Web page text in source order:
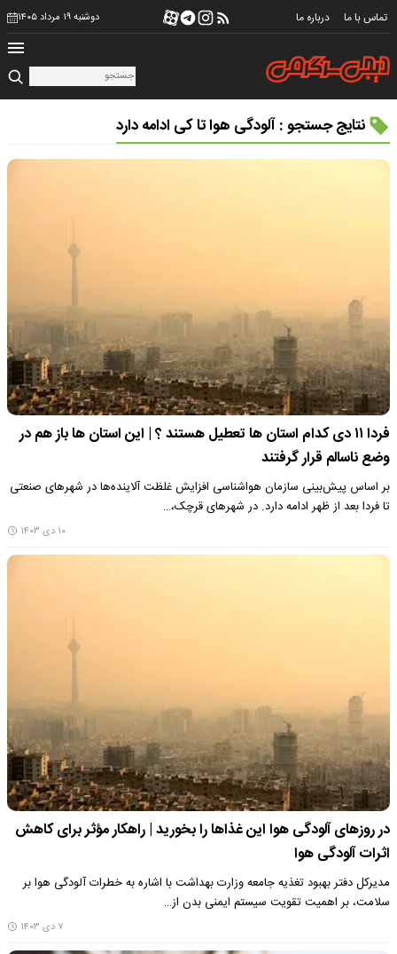
تماس با ما درباره ما دوشنبه ۱۹ مرداد ۱۴۰۵
نتایج جستجو : آلودگی هوا تا کی ادامه دارد
فردا ۱۱ دی کدام استان ها تعطیل هستند ؟ | این استان ها باز هم در
وضع ناسالم قرار گرفتند
بر اساس پیش‌بینی سازمان هواشناسی افزایش غلظت آلاینده‌ها در شهرهای صنعتی
تا فردا بعد از ظهر ادامه دارد. در شهرهای قرچک،…
۱۰ دی ۱۴۰۳
در روزهای آلودگی هوا این غذاها را بخورید | راهکار مؤثر برای کاهش
اثرات آلودگی هوا
مدیرکل دفتر بهبود تغذیه جامعه وزارت بهداشت با اشاره به خطرات آلودگی هوا بر
سلامت، بر اهمیت تقویت سیستم ایمنی بدن از…
۷ دی ۱۴۰۳